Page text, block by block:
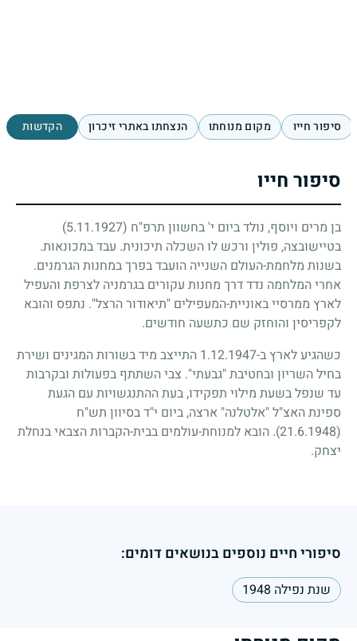
סיפור חייו מקום מנוחתו הנצחתו באתרי זיכרון הקדשות
סיפור חייו
בן מרים ויוסף, נולד ביום י' בחשוון תרפ"ח (5.11.1927)
בטיישובצה, פולין ורכש לו השכלה תיכונית. עבד במכונאות.
בשנות מלחמת-העולם השנייה הועבד בפרך במחנות הגרמנים.
אחרי המלחמה נדד דרך מחנות עקורים בגרמניה לצרפת והעפיל
לארץ ממרסיי באוניית-המעפילים "תיאודור הרצל". נתפס והובא
לקפריסין והוחזק שם כתשעה חודשים.
כשהגיע לארץ ב-1.12.1947 התייצב מיד בשורות המגינים ושירת
בחיל השריון ובחטיבת "גבעתי". צבי השתתף בפעולות ובקרבות
עד שנפל בשעת מילוי תפקידו, בעת ההתנגשויות עם הגעת
ספינת האצ"ל "אלטלנה" ארצה, ביום י"ד בסיוון תש"ח
(21.6.1948)
. הובא למנוחת-עולמים בבית-הקברות הצבאי בנחלת
יצחק.
סיפורי חיים נוספים בנושאים דומים:
שנת נפילה 1948